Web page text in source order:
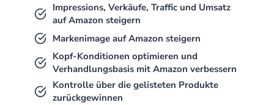
Impressions, Verkäufe, Traffic und Umsatz
auf Amazon steigern
Markenimage auf Amazon steigern
Kopf-Konditionen optimieren und
Verhandlungsbasis mit Amazon verbessern
Kontrolle über die gelisteten Produkte
zurückgewinnen